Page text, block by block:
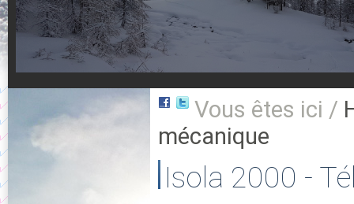
Vous êtes ici /
mécanique
Isola 2000 -